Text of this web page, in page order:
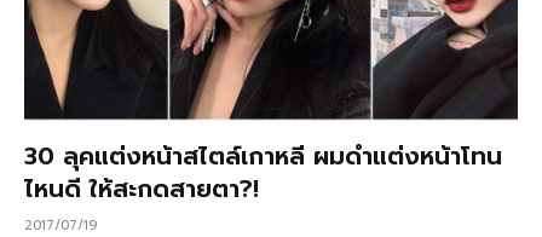
30 ลุคแต่งหน้าสไตล์เกาหลี ผมดําแต่งหน้าโทน
ไหนดี ให้สะกดสายตา?!
2017/07/19